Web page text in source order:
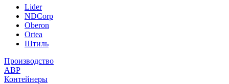
Lider
NDCorp
Oberon
Ortea
Штиль
Производство
АВР
Контейнеры